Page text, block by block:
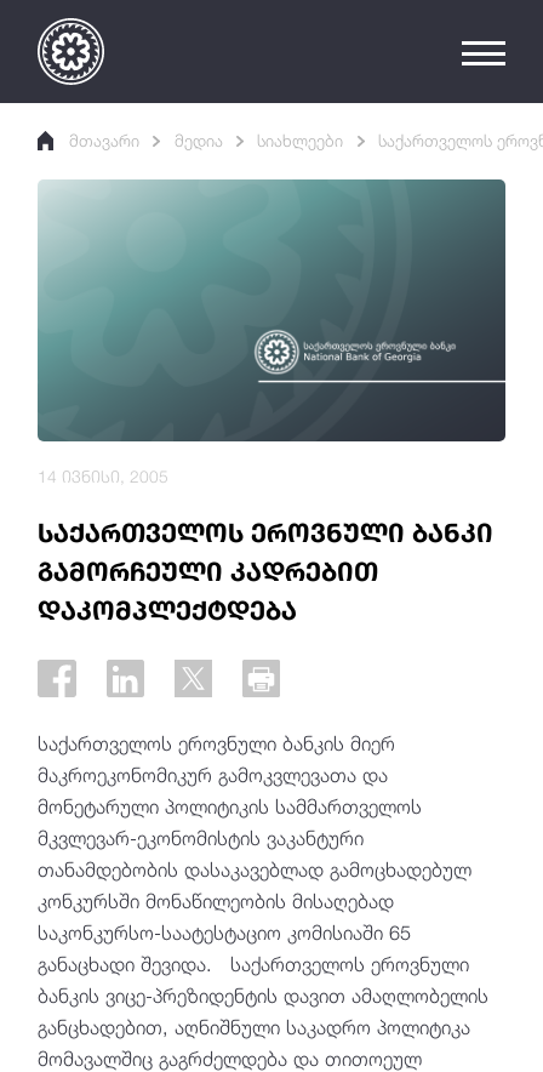
მთავარი მედია სიახლეები საქართველოს
საქართველოს ეროვნული ბანკი
გამორჩეული კადრებით
დაკომპლექტდება
14 ივნისი, 2005
საქართველოს ეროვნული ბანკის მიერ
მაკროეკონომიკურ გამოკვლევათა და
მონეტარული პოლიტიკის სამმართველოს
მკვლევარ-ეკონომისტის ვაკანტური
თანამდებობის დასაკავებლად გამოცხადებულ
კონკურსში მონაწილეობის მისაღებად
საკონკურსო-საატესტაციო კომისიაში 65
განაცხადი შევიდა. საქართველოს ეროვნული
ბანკის ვიცე-პრეზიდენტის დავით ამაღლობელის
განცხადებით, აღნიშნული საკადრო პოლიტიკა
მომავალშიც გაგრძელდება და თითოეულ